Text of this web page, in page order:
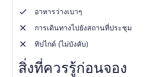
อาหารว่างเบาๆ
การเดินทางไปยังสถานที่ประชุม
ทิปไกด์ (ไม่บังคับ)
สิ่งที่ควรรู้ก่อนจอง